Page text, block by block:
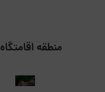
منطقه اقامتگاه